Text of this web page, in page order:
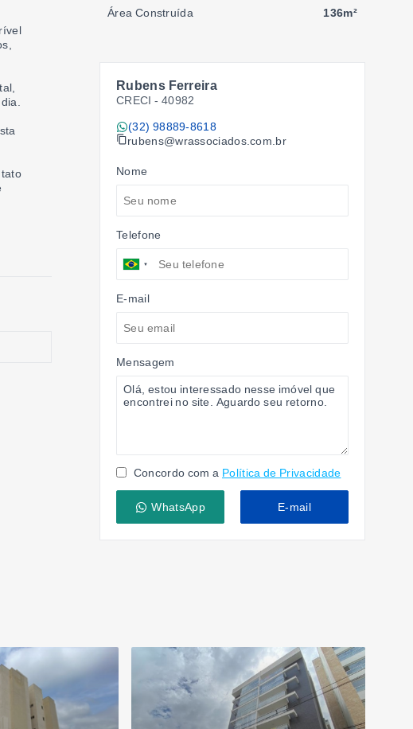
Área Construída 136m²
Rubens Ferreira
CRECI -40982
(32) 98889-8618
rubens@wrassociados.com.br
Nome
Telefone
E-mail
Mensagem
Concordo com a Política de Privacidade
WhatsApp E-mail